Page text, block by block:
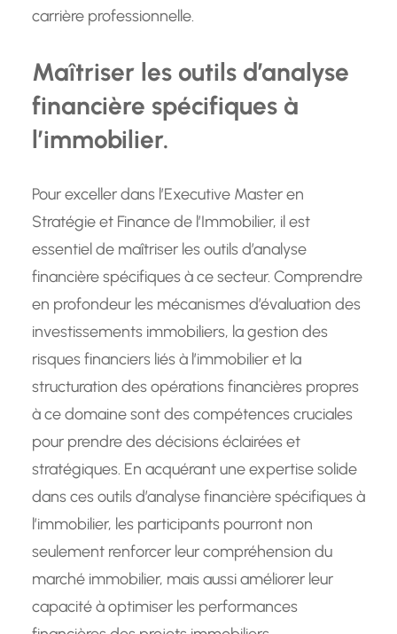
carrière professionnelle.
Maîtriser les outils d’analyse
financière spécifiques à
l’immobilier.
Pour exceller dans l’Executive Master en
Stratégie et Finance de l’Immobilier, il est
essentiel de maîtriser les outils d’analyse
financière spécifiques à ce secteur. Comprendre
en profondeur les mécanismes d’évaluation des
investissements immobiliers, la gestion des
risques financiers liés à l’immobilier et la
structuration des opérations financières propres
à ce domaine sont des compétences cruciales
pour prendre des décisions éclairées et
stratégiques. En acquérant une expertise solide
dans ces outils d’analyse financière spécifiques à
l’immobilier, les participants pourront non
seulement renforcer leur compréhension du
marché immobilier, mais aussi améliorer leur
capacité à optimiser les performances